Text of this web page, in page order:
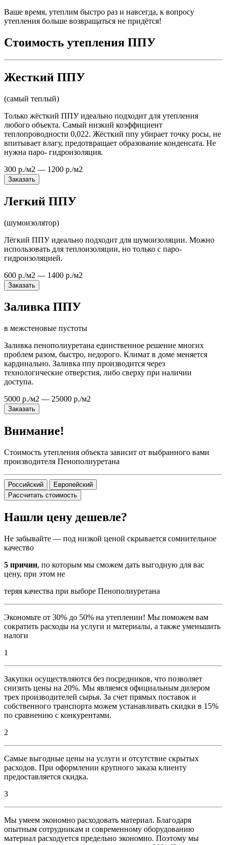
Ваше время, утеплим быстро раз и навсегда, к вопросу
утепления больше возвращаться не придётся!
Стоимость утепления ППУ
Жесткий ППУ
(самый теплый)
Только жёсткий ППУ идеально подходит для утепления
любого объекта. Самый низкий коэффициент
теплопроводности 0,022. Жёсткий ппу убирает точку росы, не
впитывает влагу, предотвращает образование конденсата. Не
нужна паро- гидроизоляция.
300 р./м2 — 1200 р./м2
Заказать
Легкий ППУ
(шумоизолятор)
Лёгкий ППУ идеально подходит для шумоизоляции. Можно
использовать для теплоизоляции, но только с паро-
гидроизоляцией.
600 р./м2 — 1400 р./м2
Заказать
Заливка ППУ
в межстеновые пустоты
Заливка пенополиуретана единственное решение многих
проблем разом, быстро, недорого. Климат в доме меняется
кардинально. Заливка ппу производится через
технологические отверстия, либо сверху при наличии
доступа.
5000 р./м2 — 25000 р./м2
Заказать
Внимание!
Стоимость утепления объекта зависит от выбранного вами
производителя Пенополиуретана
Российский
Европейский
Рассчитать стоимость
Нашли цену дешевле?
Не забывайте — под низкой ценой скрывается сомнительное
качество
5 причин, по которым мы сможем дать выгодную для вас
цену, при этом не
теряя качества при выборе Пенополиуретана
Экономьте от 30% до 50% на утеплении! Мы поможем вам
сократить расходы на услуги и материалы, а также уменьшить
налоги
1
Закупки осуществляются без посредников, что позволяет
снизить цены на 20%. Мы являемся официальным дилером
трех производителей сырья. За счет прямых поставок и
собственного транспорта можем устанавливать скидки в 15%
по сравнению с конкурентами.
2
Самые выгодные цены на услуги и отсутствие скрытых
расходов. При оформлении крупного заказа клиенту
предоставляется скидка.
3
Мы умеем экономно расходовать материал. Благодаря
опытным сотрудникам и современному оборудованию
материал расходуется предельно экономно. Поэтому мы